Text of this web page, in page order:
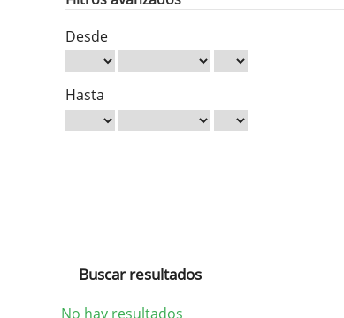
Desde
Hasta
Buscar resultados
No hay resultados